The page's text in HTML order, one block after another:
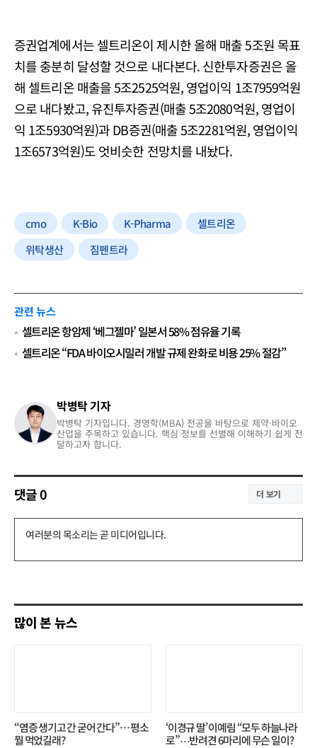
증권업계에서는 셀트리온이 제시한 올해 매출 5조원 목표
치를 충분히 달성할 것으로 내다본다. 신한투자증권은 올
해 셀트리온 매출을 5조2525억원, 영업이익 1조7959억원
으로 내다봤고, 유진투자증권(매출 5조2080억원, 영업이
익 1조5930억원)과 DB증권(매출 5조2281억원, 영업이익
1조6573억원)도 엇비슷한 전망치를 내놨다.
cmo K-Bio K-Pharma
셀트리온
위탁생산
짐펜트라
관련 뉴스
셀트리온 항암제 ‘베그젤마’ 일본서 58% 점유율 기록
셀트리온 “FDA 바이오시밀러 개발 규제 완화로 비용 25% 절감”
박병탁 기자
박병탁 기자입니다. 경영학(MBA) 전공을 바탕으로 제약·바이오
산업을 주목하고 있습니다. 핵심 정보를 선별해 이해하기 쉽게 전
달하고자 합니다.
댓글0 더 보기
댓
기
많이 본 뉴스
“염증 생기고 간 굳어 간다”… 평소
뭘 먹었길래?
‘이경규 딸’ 이예림 “모두 하늘나라
로”⋯반려견 6마리에 무슨 일이?